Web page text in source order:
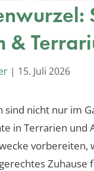
&
| 15. Juli 2026
nicht nur im
in Terrarien und
vorbereiten,
Zuhause